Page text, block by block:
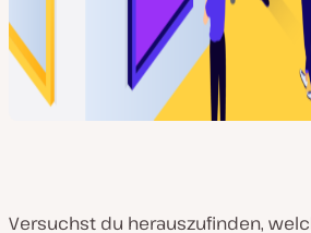
Versuchst du herauszufinden,